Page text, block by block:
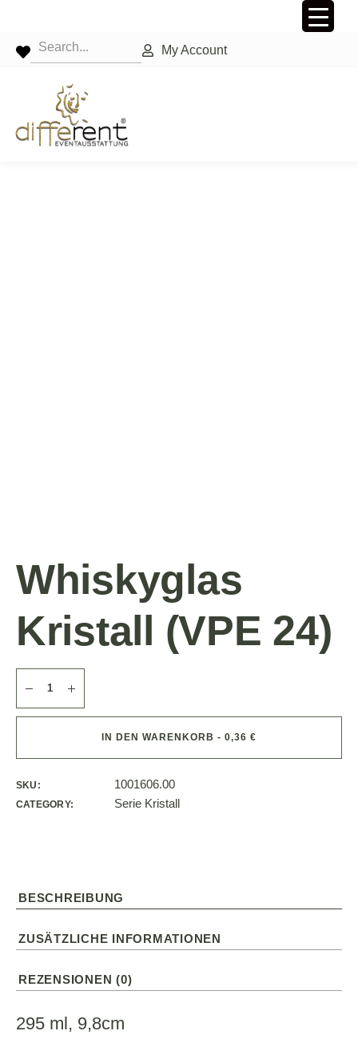
My Account
Whiskyglas
Kristall (VPE 24)
IN DEN WARENKORB - 0,36 €
SKU: 1001606.00
CATEGORY: Serie Kristall
BESCHREIBUNG
ZUSÄTZLICHE INFORMATIONEN
REZENSIONEN (0)
295 ml, 9,8cm